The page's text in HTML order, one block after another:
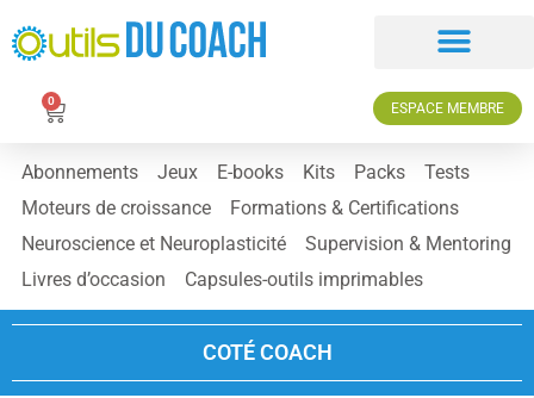
0 ESPACE MEMBRE
Abonnements Jeux E-books Kits Packs
Tests
Moteurs de croissance
Formations & Certifications
Neuroscience et Neuroplasticité
Supervision & Mentoring
Livres d’occasion
Capsules-outils imprimables
COTÉ COACH